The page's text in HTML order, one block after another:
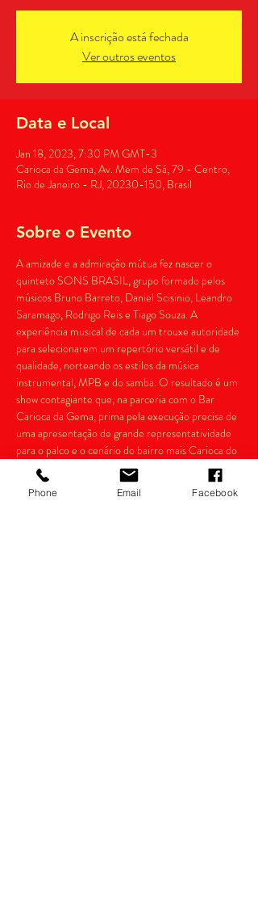
A inscrição está fechada
Ver outros eventos
Data e Local
Jan 18, 2023, 7:30 PM GMT-3
Carioca da Gema, Av. Mem de Sá, 79 - Centro,
Rio de Janeiro - RJ, 20230-150, Brasil
Sobre o Evento
A amizade e a admiração mútua fez nascer o
quinteto SONS BRASIL, grupo formado pelos
músicos Bruno Barreto, Daniel Scisinio, Leandro
Saramago, Rodrigo Reis e Tiago Souza. A
experiência musical de cada um trouxe autoridade
para selecionarem um repertório versátil e de
qualidade, norteando os estilos da música
instrumental, MPB e do samba. O resultado é um
show contagiante que, na parceria com o Bar
Carioca da Gema, prima pela execução precisa de
uma apresentação de grande representatividade
para o palco e o cenário do bairro mais Carioca do
Rio de Janeiro, a Lapa, alinhado à arranjos,
batuques e melodias bem representativas da
música brasileira, do SONS BRASIL.
Phone Email Facebook